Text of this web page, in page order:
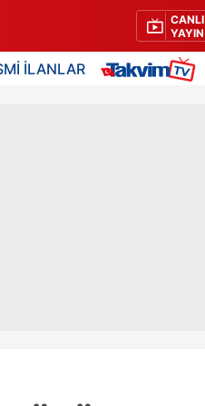
CANLI
YAYIN
İLANLAR